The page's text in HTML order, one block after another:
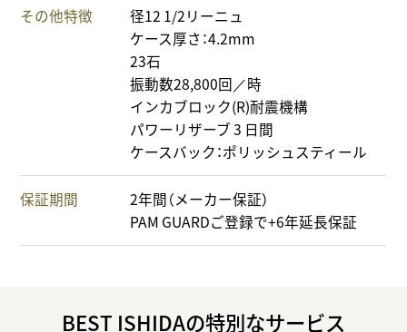
その他特徴
径12 1/2リーニュ
ケース厚さ：4.2mm
23石
振動数28,800回／時
インカブロック(R)耐震機構
パワーリザーブ 3 日間
ケースバック：ポリッシュスティール
保証期間
2年間（メーカー保証）
PAM GUARDご登録で+6年延長保証
BEST ISHIDAの特別なサービス